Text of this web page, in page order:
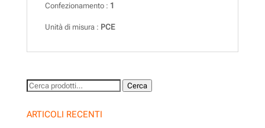
Confezionamento : 1
Unità di misura : PCE
Cerca: Cerca
ARTICOLI RECENTI